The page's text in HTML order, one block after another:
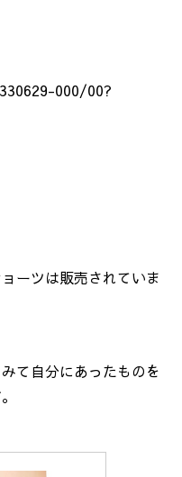
000/00?
ーツは販売されていま
て自分にあったものを